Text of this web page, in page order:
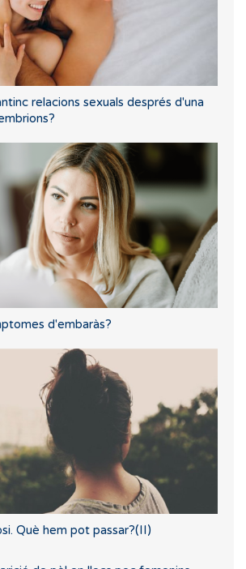
relacions sexuals després d'una
d'embaràs?
Què hem pot passar?(II)